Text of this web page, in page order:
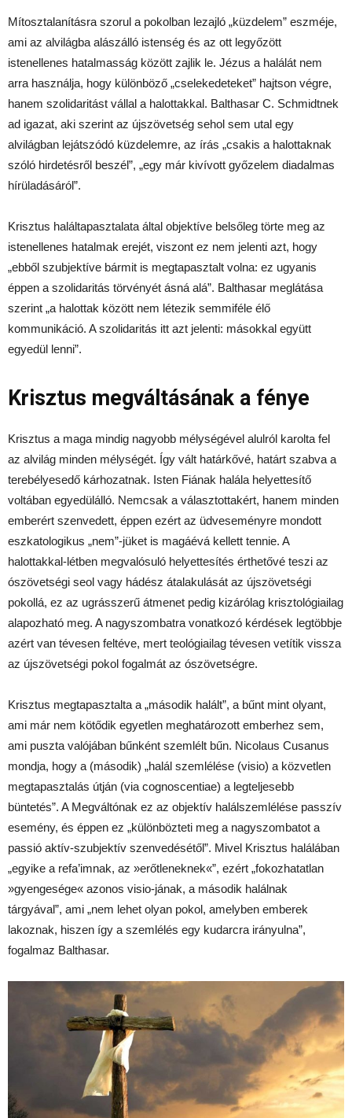
Mítosztalanításra szorul a pokolban lezajló „küzdelem” eszméje,
ami az alvilágba alászálló istenség és az ott legyőzött
istenellenes hatalmasság között zajlik le. Jézus a halálát nem
arra használja, hogy különböző „cselekedeteket” hajtson végre,
hanem szolidaritást vállal a halottakkal. Balthasar C. Schmidtnek
ad igazat, aki szerint az újszövetség sehol sem utal egy
alvilágban lejátszódó küzdelemre, az írás „csakis a halottaknak
szóló hirdetésről beszél”, „egy már kivívott győzelem diadalmas
hírüladásáról”.
Krisztus haláltapasztalata által objektíve belsőleg törte meg az
istenellenes hatalmak erejét, viszont ez nem jelenti azt, hogy
„ebből szubjektíve bármit is megtapasztalt volna: ez ugyanis
éppen a szolidaritás törvényét ásná alá”. Balthasar meglátása
szerint „a halottak között nem létezik semmiféle élő
kommunikáció. A szolidaritás itt azt jelenti: másokkal együtt
egyedül lenni”.
Krisztus megváltásának a fénye
Krisztus a maga mindig nagyobb mélységével alulról karolta fel
az alvilág minden mélységét. Így vált határkővé, határt szabva a
terebélyesedő kárhozatnak. Isten Fiának halála helyettesítő
voltában egyedülálló. Nemcsak a választottakért, hanem minden
emberért szenvedett, éppen ezért az üdveseményre mondott
eszkatologikus „nem”-jüket is magáévá kellett tennie. A
halottakkal-létben megvalósuló helyettesítés érthetővé teszi az
ószövetségi seol vagy hádész átalakulását az újszövetségi
pokollá, ez az ugrásszerű átmenet pedig kizárólag krisztológiailag
alapozható meg. A nagyszombatra vonatkozó kérdések legtöbbje
azért van tévesen feltéve, mert teológiailag tévesen vetítik vissza
az újszövetségi pokol fogalmát az ószövetségre.
Krisztus megtapasztalta a „második halált”, a bűnt mint olyant,
ami már nem kötődik egyetlen meghatározott emberhez sem,
ami puszta valójában bűnként szemlélt bűn. Nicolaus Cusanus
mondja, hogy a (második) „halál szemlélése (visio) a közvetlen
megtapasztalás útján (via cognoscentiae) a legteljesebb
büntetés”. A Megváltónak ez az objektív halálszemlélése passzív
esemény, és éppen ez „különbözteti meg a nagyszombatot a
passió aktív-szubjektív szenvedésétől”. Mivel Krisztus halálában
„egyike a refa’imnak, az »erőtleneknek«”, ezért „fokozhatatlan
»gyengesége« azonos visio-jának, a második halálnak
tárgyával”, ami „nem lehet olyan pokol, amelyben emberek
lakoznak, hiszen így a szemlélés egy kudarcra irányulna”,
fogalmaz Balthasar.